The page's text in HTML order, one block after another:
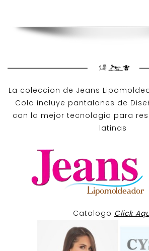
La coleccion de Jeans
Cola incluye pantalones de
con la mejor tecnologia para
latinas
Catalogo Click